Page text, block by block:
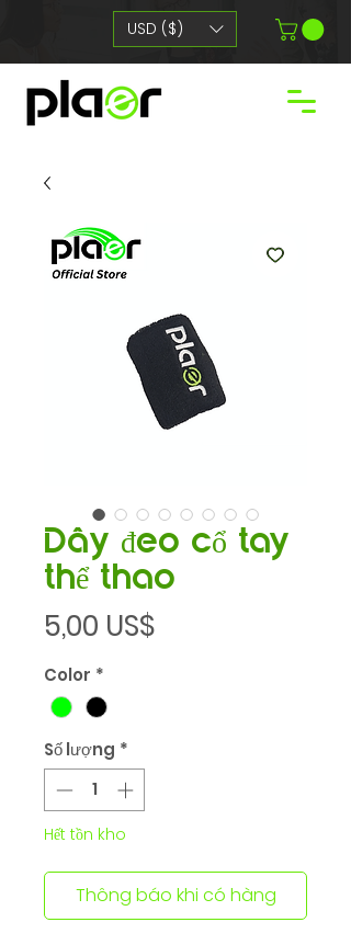
USD ($)
Dây đeo cổ tay
thể thao
5,00 US$
Color *
Số lượng *
Hết tồn kho
Thông báo khi có hàng